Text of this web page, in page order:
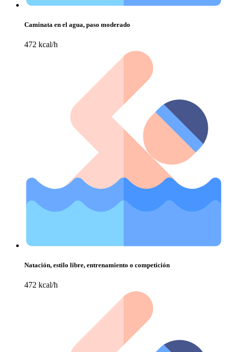
Caminata en el agua, paso moderado
472 kcal/h
Natación, estilo libre, entrenamiento o competición
472 kcal/h